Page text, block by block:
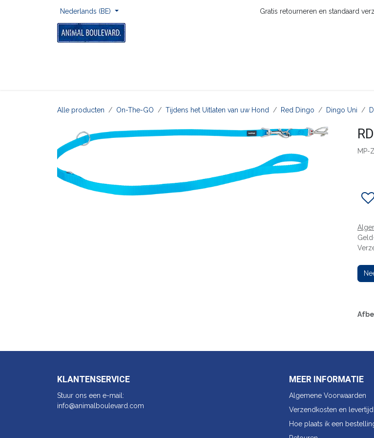
Nederlands (BE)
Gratis retourneren en standaard
Alle producten On-The-GO Tijdens het Uitlaten van uw Hond Red Dingo Dingo Uni
MP-
KLANTENSERVICE
Stuur ons een e-mail:
info@animalbo​ulevard.com
MEER INFORMATIE
Algemene Voorwaarden
Verzendkosten en levertijd
Hoe plaats ik een